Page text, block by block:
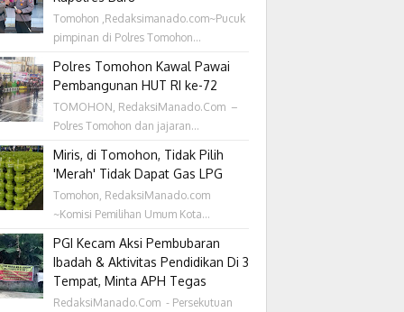
Tomohon ,Redaksimanado.com~Pucuk
pimpinan di Polres Tomohon...
Polres Tomohon Kawal Pawai
Pembangunan HUT RI ke-72
TOMOHON, RedaksiManado.Com –
Polres Tomohon dan jajaran...
Miris, di Tomohon, Tidak Pilih
'Merah' Tidak Dapat Gas LPG
Tomohon, RedaksiManado.com
~Komisi Pemilihan Umum Kota...
PGI Kecam Aksi Pembubaran
Ibadah & Aktivitas Pendidikan Di 3
Tempat, Minta APH Tegas
RedaksiManado.Com - Persekutuan